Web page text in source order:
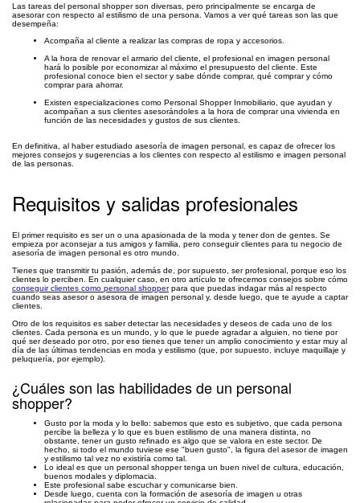
Las tareas del personal shopper son diversas, pero principalmente se encarga de
asesorar con respecto al estilismo de una persona. Vamos a ver qué tareas son las que
desempeña:
Acompaña al cliente a realizar las compras de ropa y accesorios.
A la hora de renovar el armario del cliente, el profesional en imagen personal
hará lo posible por economizar al máximo el presupuesto del cliente. Este
profesional conoce bien el sector y sabe dónde comprar, qué comprar y cómo
comprar para ahorrar.
Existen especializaciones como Personal Shopper Inmobiliario, que ayudan y
acompañan a sus clientes asesorándoles a la hora de comprar una vivienda en
función de las necesidades y gustos de sus clientes.
En definitiva, al haber estudiado asesoría de imagen personal, es capaz de ofrecer los
mejores consejos y sugerencias a los clientes con respecto al estilismo e imagen personal
de las personas.
Requisitos y salidas profesionales
El primer requisito es ser un o una apasionada de la moda y tener don de gentes. Se
empieza por aconsejar a tus amigos y familia, pero conseguir clientes para tu negocio de
asesoría de imagen personal es otro mundo.
Tienes que transmitir tu pasión, además de, por supuesto, ser profesional, porque eso los
clientes lo perciben. En cualquier caso, en otro artículo te ofrecemos consejos sobre cómo
conseguir clientes como personal shopperpara que puedas indagar más al respecto
cuando seas asesor o asesora de imagen personal y, desde luego, que te ayude a captar
clientes.
Otro de los requisitos es saber detectar las necesidades y deseos de cada uno de los
clientes. Cada persona es un mundo, y lo que le puede agradar a alguien, no tiene por
qué ser deseado por otro, por eso tienes que tener un amplio conocimiento y estar muy al
día de las últimas tendencias en moda y estilismo (que, por supuesto, incluye maquillaje y
peluquería, por ejemplo).
¿Cuáles son las habilidades de un personal
shopper?
Gusto por la moda y lo bello: sabemos que esto es subjetivo, que cada persona
percibe la belleza y lo que es buen estilismo de una manera distinta, no
obstante, tener un gusto refinado es algo que se valora en este sector. De
hecho, si todo el mundo tuviese ese "buen gusto", la figura del asesor de imagen
y estilismo tal vez no existiría como tal.
Lo ideal es que un personal shopper tenga un buen nivel de cultura, educación,
buenos modales y diplomacia.
Este profesional sabe escuchar y comunicarse bien.
Desde luego, cuenta con la formación de asesoría de imagen u otras